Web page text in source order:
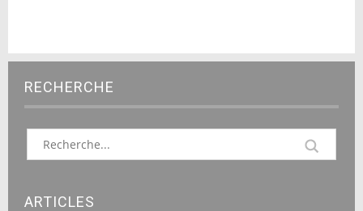
RECHERCHE
ARTICLES